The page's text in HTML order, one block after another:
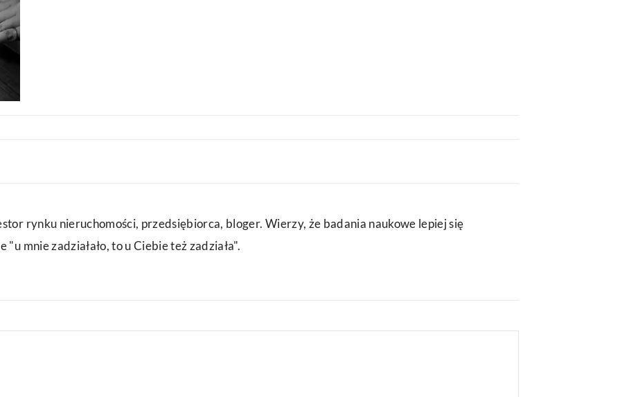
rynku nieruchomości, przedsiębiorca, bloger. Wierzy, że badania naukowe lepiej się
"u mnie zadziałało, to u Ciebie też zadziała".